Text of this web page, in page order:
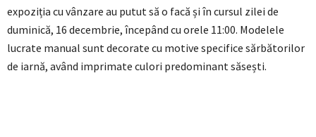
expoziția cu vânzare au putut să o facă și în cursul zilei de
duminică, 16 decembrie, începând cu orele 11:00. Modelele
lucrate manual sunt decorate cu motive specifice sărbătorilor
de iarnă, având imprimate culori predominant săsești.